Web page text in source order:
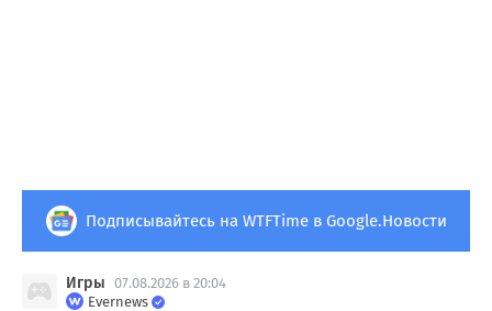
Подписывайтесь на WTFTime в Google.Новости
Игры 07.08.2026 в 20:04
Evernews